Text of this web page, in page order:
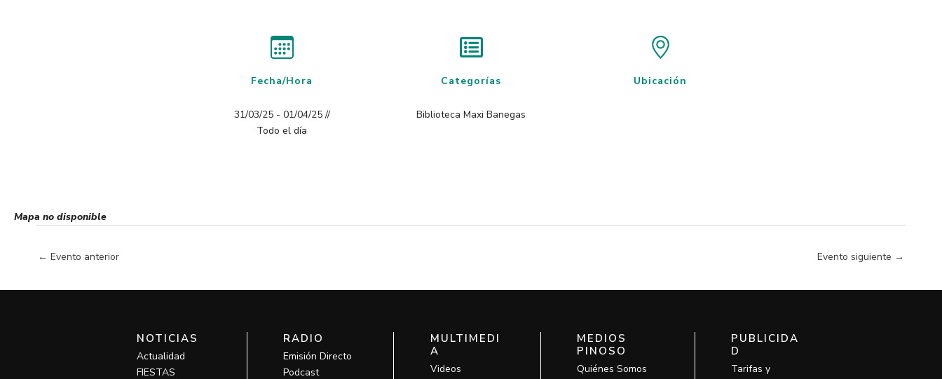
Fecha/Hora
31/03/25 - 01/04/25 //
Todo el día
Categorías
Biblioteca Maxi Banegas
Ubicación
Mapa no disponible
← Evento anterior Evento siguiente →
NOTICIAS
Actualidad
FIESTAS
RADIO
Emisión Directo
Podcast
MULTIMEDI
A
Videos
MEDIOS
PINOSO
Quiénes Somos
PUBLICIDA
D
Tarifas y